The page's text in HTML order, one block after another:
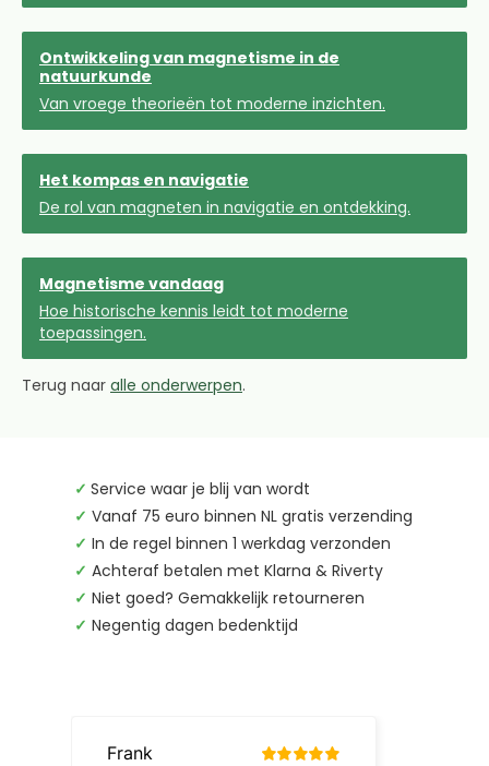
Ontwikkeling van magnetisme in de
natuurkunde
Van vroege theorieën tot moderne inzichten.
Het kompas en navigatie
De rol van magneten in navigatie en ontdekking.
Magnetisme vandaag
Hoe historische kennis leidt tot moderne
toepassingen.
Terug naar alle onderwerpen.
✓ Service waar je blij van wordt
✓ Vanaf 75 euro binnen NL gratis verzending
✓ In de regel binnen 1 werkdag verzonden
✓ Achteraf betalen met Klarna & Riverty
✓ Niet goed? Gemakkelijk retourneren
✓ Negentig dagen bedenktijd